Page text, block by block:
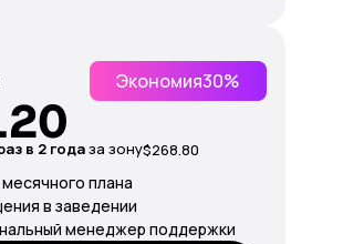
Экономия30%
в 2 годаза зону$268.80
плана
в заведении
менеджер поддержки